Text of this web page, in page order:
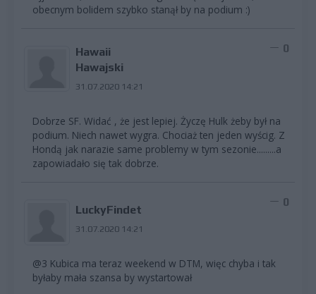
obecnym bolidem szybko stanął by na podium :)
Hawaii
Hawajski
31.07.2020 14:21
0
Dobrze SF. Widać , że jest lepiej. Życzę Hulk żeby był na
podium. Niech nawet wygra. Chociaż ten jeden wyścig. Z
Hondą jak narazie same problemy w tym sezonie.........a
zapowiadało się tak dobrze.
LuckyFindet
31.07.2020 14:21
0
@3 Kubica ma teraz weekend w DTM, więc chyba i tak
byłaby mała szansa by wystartował